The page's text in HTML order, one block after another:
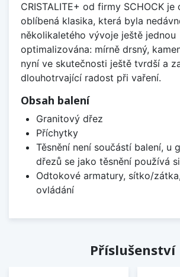
CRISTALITE+ od firmy SCHOCK
oblíbená klasika, která byla
několikaletého vývoje ještě jednou
optimalizována: mírně drsný,
nyní ve skutečnosti ještě tvrdší a
dlouhotrvající radost při vaření.
Obsah balení
Granitový dřez
Příchytky
Těsnění není součástí balení, u
dřezů se jako těsnění používá
Odtokové armatury, sítko/
ovládání
Příslušenství